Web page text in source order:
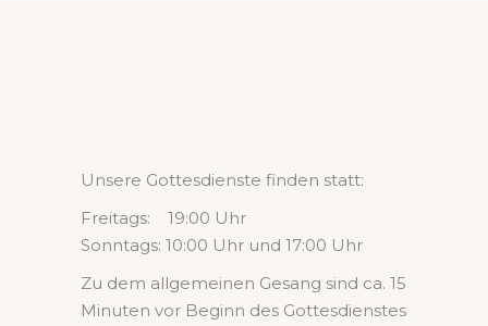
Unsere Gottesdienste finden statt:
Freitags: 19:00 Uhr
Sonntags: 10:00 Uhr und 17:00 Uhr
Zu dem allgemeinen Gesang sind ca. 15
Minuten vor Beginn des Gottesdienstes